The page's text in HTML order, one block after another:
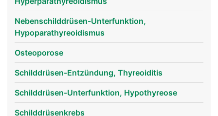
Nebenschilddrüsen-Unterfunktion,
Hypoparathyreoidismus
Osteoporose
Schilddrüsen-Entzündung, Thyreoiditis
Schilddrüsen-Unterfunktion, Hypothyreose
Schilddrüsenkrebs